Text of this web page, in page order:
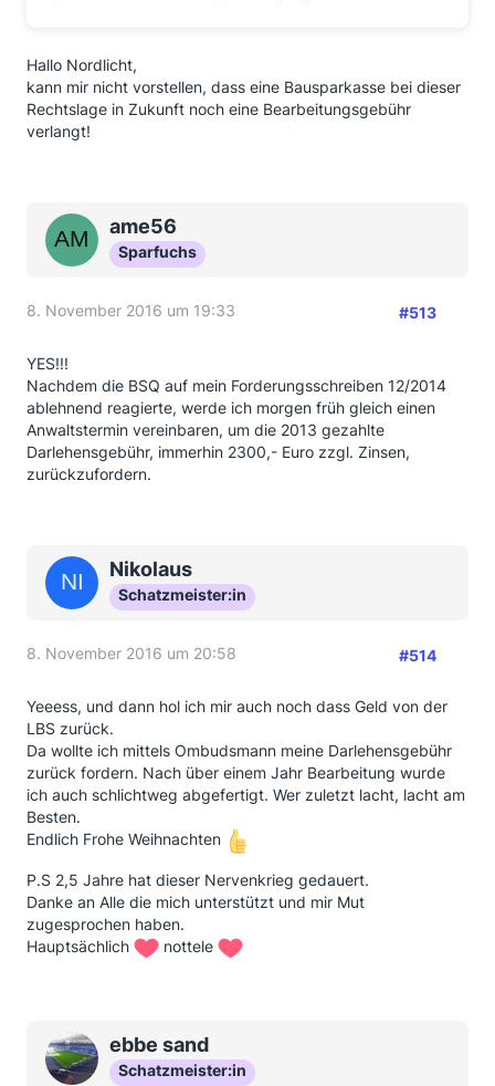
Hallo Nordlicht,
kann mir nicht vorstellen, dass eine Bausparkasse bei dieser
Rechtslage in Zukunft noch eine Bearbeitungsgebühr
verlangt!
ame56
Sparfuchs
8. November 2016 um 19:33 #513
YES!!!
Nachdem die BSQ auf mein Forderungsschreiben 12/2014
ablehnend reagierte, werde ich morgen früh gleich einen
Anwaltstermin vereinbaren, um die 2013 gezahlte
Darlehensgebühr, immerhin 2300,- Euro zzgl. Zinsen,
zurückzufordern.
Nikolaus
Schatzmeister:in
8. November 2016 um 20:58 #514
Yeeess, und dann hol ich mir auch noch dass Geld von der
LBS zurück.
Da wollte ich mittels Ombudsmann meine Darlehensgebühr
zurück fordern. Nach über einem Jahr Bearbeitung wurde
ich auch schlichtweg abgefertigt. Wer zuletzt lacht, lacht am
Besten.
Endlich Frohe Weihnachten
P.S 2,5 Jahre hat dieser Nervenkrieg gedauert.
Danke an Alle die mich unterstützt und mir Mut
zugesprochen haben.
Hauptsächlich
nottele
ebbe sand
Schatzmeister:in